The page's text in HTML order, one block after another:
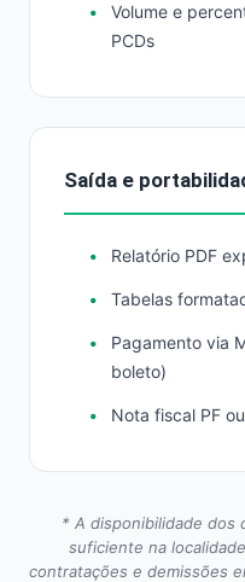
Volume e
PCDs
Saída e
Relatório PDF
Tabelas
Pagamento via
boleto)
Nota fiscal PF
* A disponibilidade dos
suficiente na
contratações e demissões